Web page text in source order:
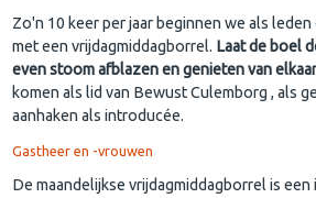
Zo'n 10 keer per jaar beginnen we als
met een vrijdagmiddagborrel. Laat de boel
even stoom afblazen en genieten van
komen als lid van Bewust Culemborg , als
aanhaken als introducée.
Gastheer en -vrouwen
De maandelijkse vrijdagmiddagborrel is